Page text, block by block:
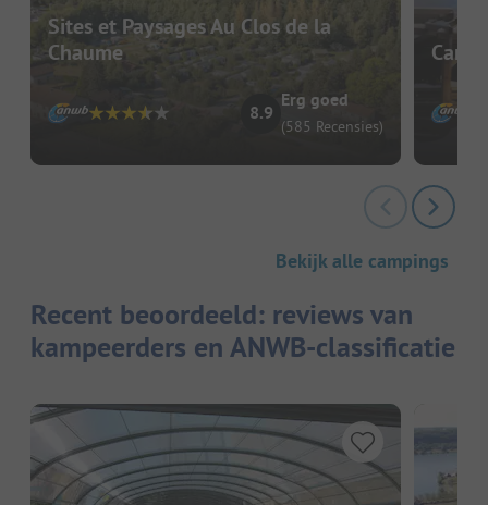
Sites et Paysages Au Clos de la
Chaume
8.9
Erg goed
(585 Recensies)
Bekijk alle campings
Recent beoordeeld: reviews van
kampeerders en ANWB-classificatie